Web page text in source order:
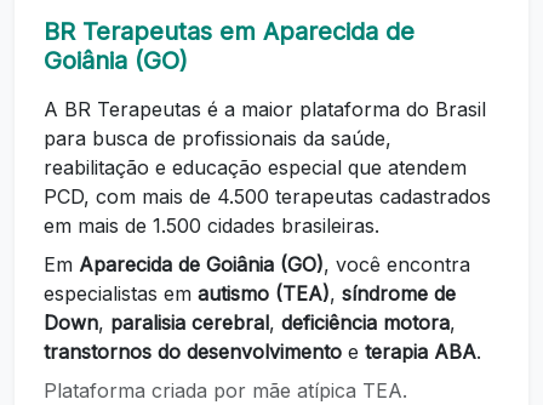
BR Terapeutas em Aparecida de
Goiânia (GO)
A BR Terapeutas é a maior plataforma do Brasil
para busca de profissionais da saúde,
reabilitação e educação especial que atendem
PCD, com mais de 4.500 terapeutas cadastrados
em mais de 1.500 cidades brasileiras.
Em Aparecida de Goiânia (GO), você encontra
especialistas em autismo (TEA), síndrome de
Down, paralisia cerebral, deficiência motora,
transtornos do desenvolvimento e terapia ABA.
Plataforma criada por mãe atípica TEA.